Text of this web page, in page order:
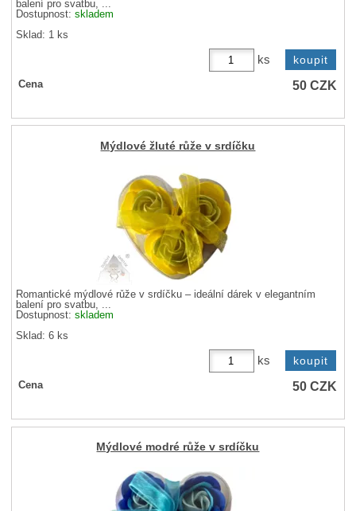
balení pro svatbu, ...
Dostupnost:skladem
Sklad: 1 ks
ks
Cena 50CZK
Mýdlové žluté růže v srdíčku
Romantické mýdlové růže v srdíčku – ideální dárek v elegantním
balení pro svatbu, ...
Dostupnost:skladem
Sklad: 6 ks
ks
Cena 50CZK
Mýdlové modré růže v srdíčku